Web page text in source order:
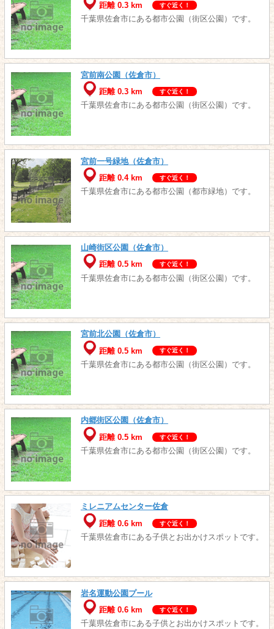
距離 0.3 km
すぐ近く！
千葉県佐倉市にある都市公園（街区公園）です。
宮前南公園（佐倉市）
距離 0.3 km
すぐ近く！
千葉県佐倉市にある都市公園（街区公園）です。
宮前一号緑地（佐倉市）
距離 0.4 km
すぐ近く！
千葉県佐倉市にある都市公園（都市緑地）です。
山崎街区公園（佐倉市）
距離 0.5 km
すぐ近く！
千葉県佐倉市にある都市公園（街区公園）です。
宮前北公園（佐倉市）
距離 0.5 km
すぐ近く！
千葉県佐倉市にある都市公園（街区公園）です。
内郷街区公園（佐倉市）
距離 0.5 km
すぐ近く！
千葉県佐倉市にある都市公園（街区公園）です。
ミレニアムセンター佐倉
距離 0.6 km
すぐ近く！
千葉県佐倉市にある子供とお出かけスポットです。
岩名運動公園プール
距離 0.6 km
すぐ近く！
千葉県佐倉市にある子供とお出かけスポットです。